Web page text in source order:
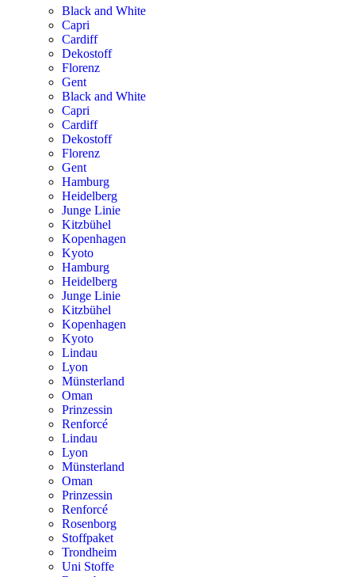
Black and White
Capri
Cardiff
Dekostoff
Florenz
Gent
Black and White
Capri
Cardiff
Dekostoff
Florenz
Gent
Hamburg
Heidelberg
Junge Linie
Kitzbühel
Kopenhagen
Kyoto
Hamburg
Heidelberg
Junge Linie
Kitzbühel
Kopenhagen
Kyoto
Lindau
Lyon
Münsterland
Oman
Prinzessin
Renforcé
Lindau
Lyon
Münsterland
Oman
Prinzessin
Renforcé
Rosenborg
Stoffpaket
Trondheim
Uni Stoffe